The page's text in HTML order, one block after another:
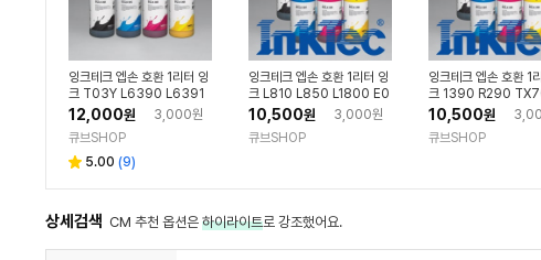
잉크테크 엡손 호환 1리터 잉
크 T03Y L6390 L6391
L14150 E0010
12,000원
3,000원
큐브SHOP
5.00 (9)
잉크테크 엡손 호환 1리터 잉
크 L810 L850 L1800 E0
010
10,500원
3,000원
큐브SHOP
잉크테크 엡손 호환 1
크 1390 R290
TX710W E0010
10,500원
큐브SHOP
상세검색 CM 추천 옵션은 하이라이트로 강조했어요.